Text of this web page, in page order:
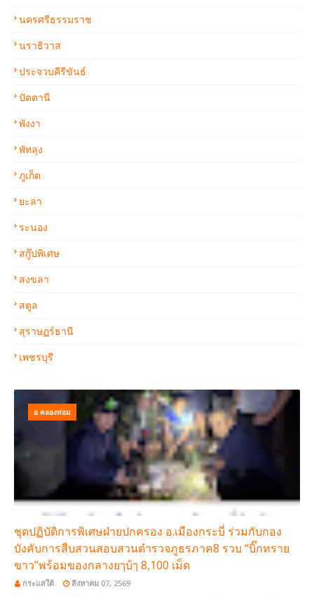
นครศรีธรรมราช
นราธิวาส
ประจวบคีรีขันธ์
ปัตตานี
พังงา
พัทลุง
ภูเก็ต
ยะลา
ระนอง
สกู๊ปพิเศษ
สงขลา
สตูล
สุราษฏร์ธานี
เพชรบุรี
อ.คลองท่อม
ชุดปฏิบัติการพิเศษฝ่ายปกครอง อ.เมืองกระบี่ ร่วมกับกอง
บังคับการสืบสวนสอบสวนตำรวจภูธรภาค8 รวบ “บิ๊กทราย
ขาว”พร้อมของกลางยๅบ้ๅ 8,100 เม็ด
กระแสใต้ สิงหาคม 07, 2569